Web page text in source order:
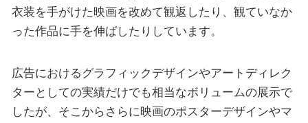
衣装を手がけた映画を改めて観返したり、観ていなか
った作品に手を伸ばしたりしています。
広告におけるグラフィックデザインやアートディレク
ターとしての実績だけでも相当なボリュームの展示で
したが、そこからさらに映画のポスターデザインやマ